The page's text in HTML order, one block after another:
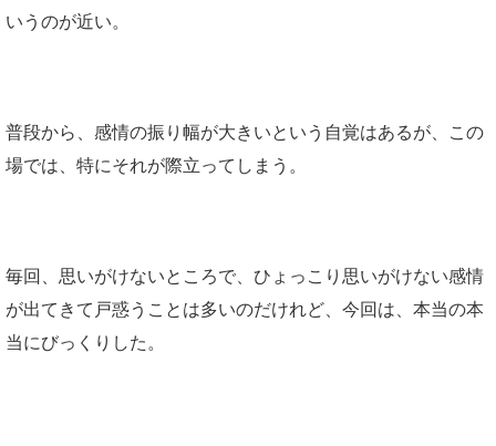
いうのが近い。
普段から、感情の振り幅が大きいという自覚はあるが、この
場では、特にそれが際立ってしまう。
毎回、思いがけないところで、ひょっこり思いがけない感情
が出てきて戸惑うことは多いのだけれど、今回は、本当の本
当にびっくりした。